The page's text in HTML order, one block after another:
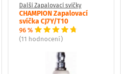
Další Zapalovací svíčky
CHAMPION Zapalovací
svíčka CJ7Y/T10
96 %
(11 hodnocení)